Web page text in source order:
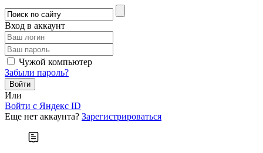
Вход в аккаунт
Чужой компьютер
Забыли пароль?
Или
Войти c Яндекс ID
Еще нет аккаунта? Зарегистрироваться